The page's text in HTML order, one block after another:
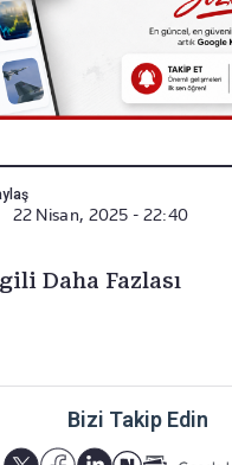
22 Nisan, 2025 - 22:40
Daha Fazlası
Bizi Takip Edin